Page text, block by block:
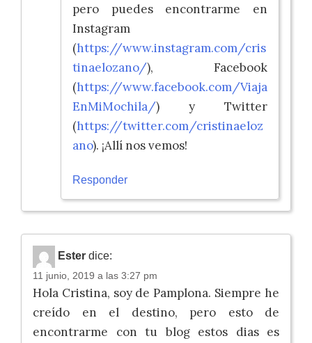
pero puedes encontrarme en
Instagram
(https://www.instagram.com/cris
tinaelozano/), Facebook
(https://www.facebook.com/Viaja
EnMiMochila/) y Twitter
(https://twitter.com/cristinaeloz
ano). ¡Allí nos vemos!
Responder
Ester dice:
11 junio, 2019 a las 3:27 pm
Hola Cristina, soy de Pamplona. Siempre he
creído en el destino, pero esto de
encontrarme con tu blog estos dias es